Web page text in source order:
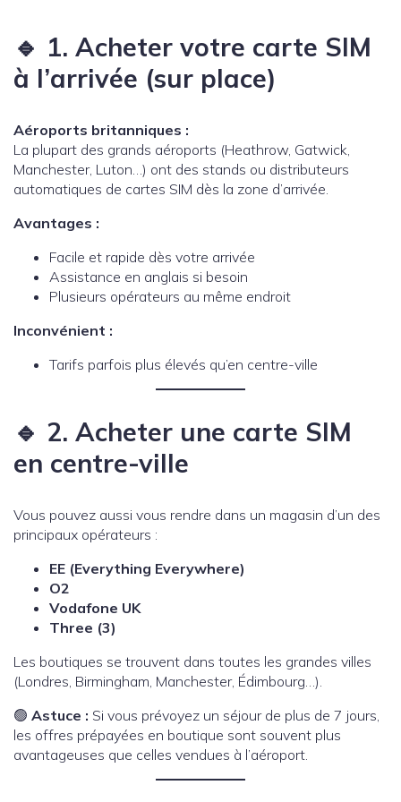
🔹 1. Acheter votre carte SIM
à l’arrivée (sur place)
Aéroports britanniques :
La plupart des grands aéroports (Heathrow, Gatwick,
Manchester, Luton…) ont des stands ou distributeurs
automatiques de cartes SIM dès la zone d’arrivée.
Avantages :
Facile et rapide dès votre arrivée
Assistance en anglais si besoin
Plusieurs opérateurs au même endroit
Inconvénient :
Tarifs parfois plus élevés qu’en centre-ville
🔹 2. Acheter une carte SIM
en centre-ville
Vous pouvez aussi vous rendre dans un magasin d’un des
principaux opérateurs :
EE (Everything Everywhere)
O2
Vodafone UK
Three (3)
Les boutiques se trouvent dans toutes les grandes villes
(Londres, Birmingham, Manchester, Édimbourg…).
🟢 Astuce : Si vous prévoyez un séjour de plus de 7 jours,
les offres prépayées en boutique sont souvent plus
avantageuses que celles vendues à l’aéroport.